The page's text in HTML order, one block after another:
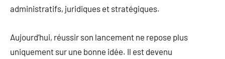
administratifs, juridiques et stratégiques.
Aujourd’hui, réussir son lancement ne repose plus
uniquement sur une bonne idée. Il est devenu